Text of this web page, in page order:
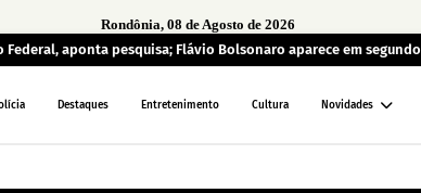
Rondônia, 08 de Agosto de 2026
aponta pesquisa; Flávio Bolsonaro aparece em segundo
Destaques Entretenimento Cultura Novidades